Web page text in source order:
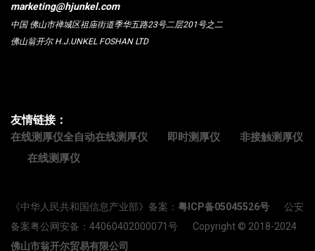
marketing@hjunkel.com
中国 佛山市禅城区祖庙街道季华五路23号二层201号之二
佛山翁开尔 H.J.UNKEL FOSHAN LTD
友情链接：
在线测厚仪全自动在线测厚仪 即时测厚仪
非接触测厚仪
在线测厚仪
《中华人民共和国信息产业部》备案： 粤ICP备05045526号 公安
备案粤公网安备：44060402000071号 Copyright © 2018-2024
佛山市翁开尔贸易有限公司